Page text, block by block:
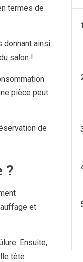
termes de
donnant ainsi
salon !
pièce peut
de
?
et
Ensuite,
tête